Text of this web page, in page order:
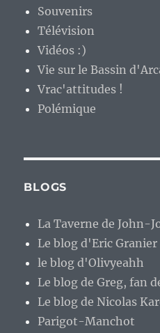
Souvenirs
Télévision
Vidéos :)
Vie sur le Bassin
Vrac'attitudes !
Polémique
BLOGS
La Taverne de John-
Le blog d'Eric Granier
le blog d'Olivyeahh
Le blog de Greg, fan
Le blog de Nicolas
Parigot-Manchot